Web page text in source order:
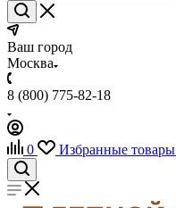
Ваш город
Москва
8 (800) 775-82-18
0 Избранные товары